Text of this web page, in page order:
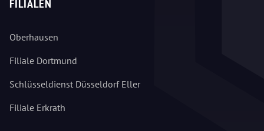
FILIALEN
Oberhausen
Filiale Dortmund
Schlüsseldienst Düsseldorf Eller
Filiale Erkrath